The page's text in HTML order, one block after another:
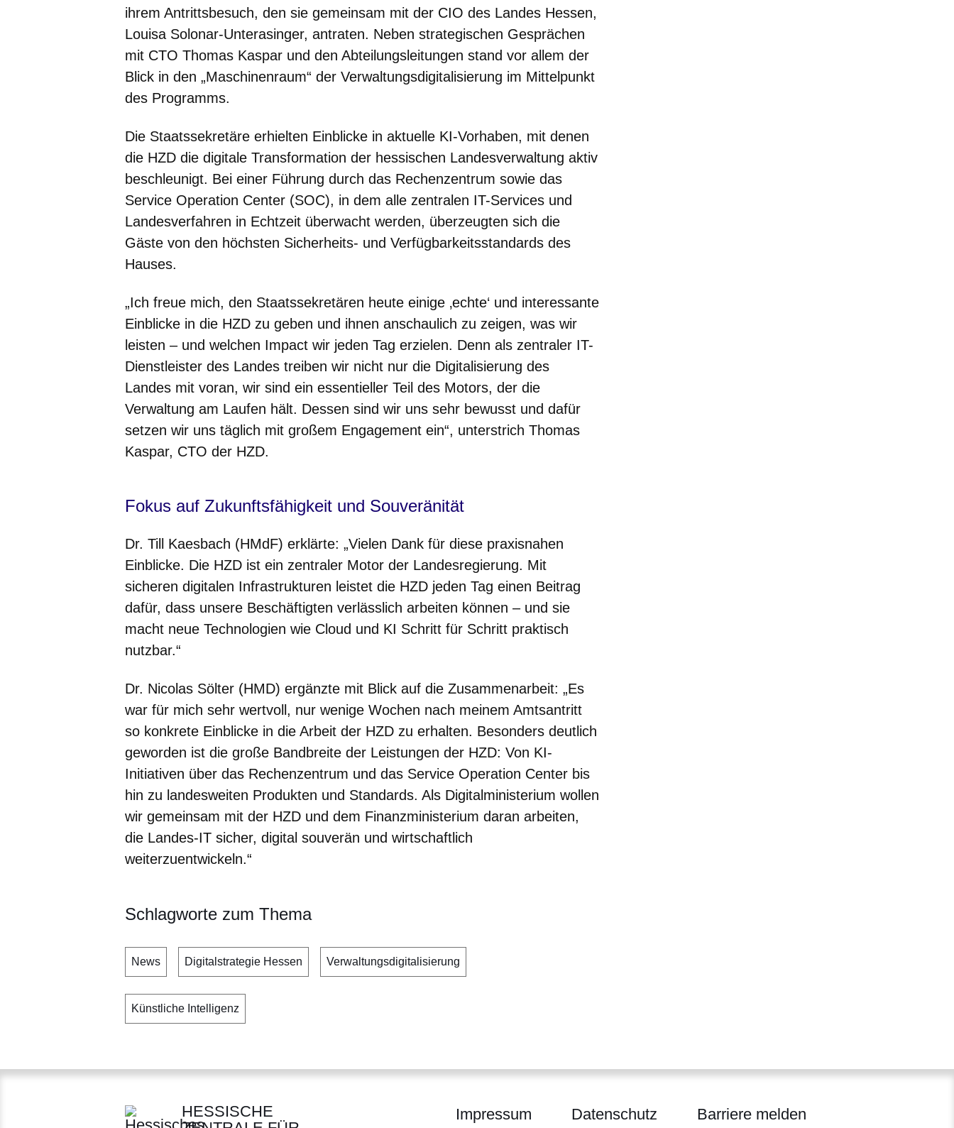
ihrem Antrittsbesuch, den sie gemeinsam mit der CIO des Landes Hessen,
Louisa Solonar-Unterasinger, antraten. Neben strategischen Gesprächen
mit CTO Thomas Kaspar und den Abteilungsleitungen stand vor allem der
Blick in den „Maschinenraum“ der Verwaltungsdigitalisierung im Mittelpunkt
des Programms.
Die Staatssekretäre erhielten Einblicke in aktuelle KI-Vorhaben, mit denen
die HZD die digitale Transformation der hessischen Landesverwaltung aktiv
beschleunigt. Bei einer Führung durch das Rechenzentrum sowie das
Service Operation Center (SOC), in dem alle zentralen IT-Services und
Landesverfahren in Echtzeit überwacht werden, überzeugten sich die
Gäste von den höchsten Sicherheits- und Verfügbarkeitsstandards des
Hauses.
„Ich freue mich, den Staatssekretären heute einige ‚echte‘ und interessante
Einblicke in die HZD zu geben und ihnen anschaulich zu zeigen, was wir
leisten – und welchen Impact wir jeden Tag erzielen. Denn als zentraler IT-
Dienstleister des Landes treiben wir nicht nur die Digitalisierung des
Landes mit voran, wir sind ein essentieller Teil des Motors, der die
Verwaltung am Laufen hält. Dessen sind wir uns sehr bewusst und dafür
setzen wir uns täglich mit großem Engagement ein“, unterstrich Thomas
Kaspar, CTO der HZD.
Fokus auf Zukunftsfähigkeit und Souveränität
Dr. Till Kaesbach (HMdF) erklärte: „Vielen Dank für diese praxisnahen
Einblicke. Die HZD ist ein zentraler Motor der Landesregierung. Mit
sicheren digitalen Infrastrukturen leistet die HZD jeden Tag einen Beitrag
dafür, dass unsere Beschäftigten verlässlich arbeiten können – und sie
macht neue Technologien wie Cloud und KI Schritt für Schritt praktisch
nutzbar.“
Dr. Nicolas Sölter (HMD) ergänzte mit Blick auf die Zusammenarbeit: „Es
war für mich sehr wertvoll, nur wenige Wochen nach meinem Amtsantritt
so konkrete Einblicke in die Arbeit der HZD zu erhalten. Besonders deutlich
geworden ist die große Bandbreite der Leistungen der HZD: Von KI-
Initiativen über das Rechenzentrum und das Service Operation Center bis
hin zu landesweiten Produkten und Standards. Als Digitalministerium wollen
wir gemeinsam mit der HZD und dem Finanzministerium daran arbeiten,
die Landes-IT sicher, digital souverän und wirtschaftlich
weiterzuentwickeln.“
Schlagworte zum Thema
News Digitalstrategie Hessen Verwaltungsdigitalisierung
Künstliche Intelligenz
HESSISCHE
Impressum Datenschutz
Barriere melden